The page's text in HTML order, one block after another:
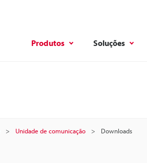
Produtos Soluções
Unidade de comunicação Downloads